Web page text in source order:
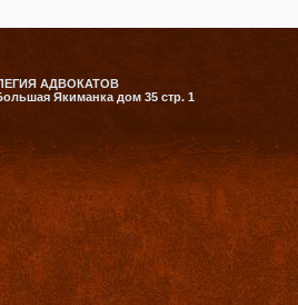
АДВОКАТОВ
Якиманка дом 35 стр. 1